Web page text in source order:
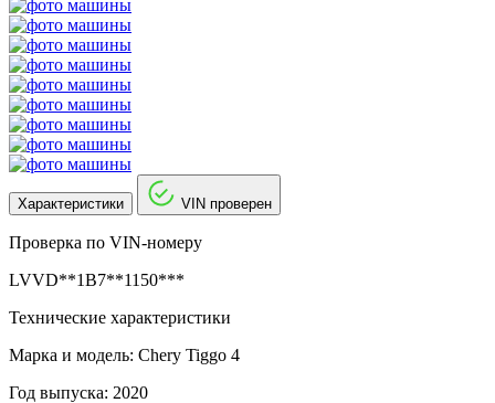
Характеристики VIN проверен
Проверка по VIN-номеру
LVVD**1B7**1150***
Технические характеристики
Марка и модель: Chery Tiggo 4
Год выпуска: 2020